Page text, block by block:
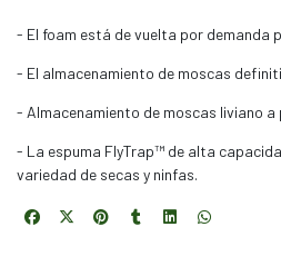
- El foam está de vuelta por demanda
- El almacenamiento de moscas
- Almacenamiento de moscas liviano a
- La espuma FlyTrap™ de alta
variedad de secas y ninfas.